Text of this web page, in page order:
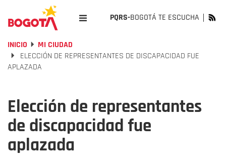
PQRS-BOGOTÁ TE ESCUCHA
INICIO
MI CIUDAD
ELECCIÓN DE REPRESENTANTES DE DISCAPACIDAD FUE
APLAZADA
Elección de representantes
de discapacidad fue
aplazada